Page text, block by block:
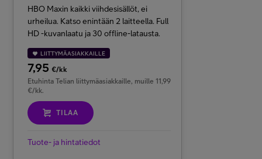
HBO Maxin kaikki viihdesisällöt, ei
urheilua. Katso enintään 2 laitteella. Full
HD -kuvanlaatu ja 30 offline-latausta.
LIITTYMÄASIAKKAILLE
7,95 €/kk
Etuhinta Telian liittymäasiakkaille, muille 11,99
€/kk.
TILAA
Tuote- ja hintatiedot